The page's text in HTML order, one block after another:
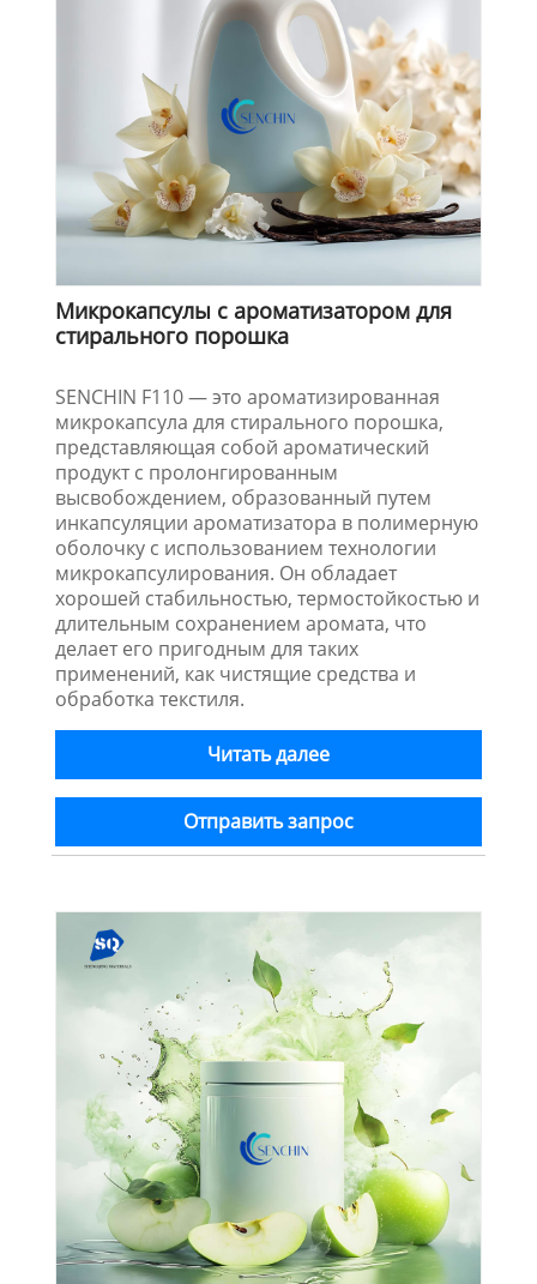
Микрокапсулы с ароматизатором для
стирального порошка
SENCHIN F110 — это ароматизированная
микрокапсула для стирального порошка,
представляющая собой ароматический
продукт с пролонгированным
высвобождением, образованный путем
инкапсуляции ароматизатора в полимерную
оболочку с использованием технологии
микрокапсулирования. Он обладает
хорошей стабильностью, термостойкостью и
длительным сохранением аромата, что
делает его пригодным для таких
применений, как чистящие средства и
обработка текстиля.
Читать далее
Отправить запрос